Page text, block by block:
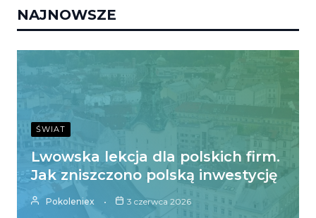
NAJNOWSZE
ŚWIAT
Lwowska lekcja dla polskich firm.
Jak zniszczono polską inwestycję
Pokoleniex 3 czerwca 2026